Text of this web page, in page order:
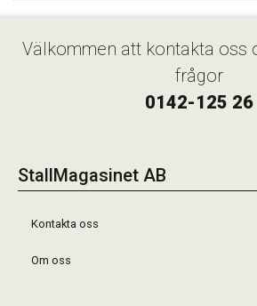
Välkommen att kontakta oss
frågor
0142-125 26
StallMagasinet AB
Kontakta oss
Om oss